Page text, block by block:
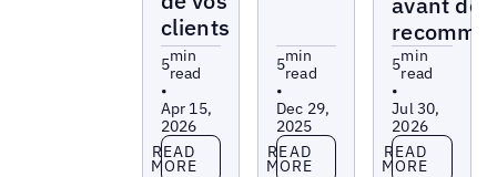
clients
5min
read
•
Apr 15,
2026
Read more
READ
MORE
5min
read
•
Dec 29,
2025
Read more
READ
MORE
5min
read
•
Jul 30,
2026
Read more
READ
MORE